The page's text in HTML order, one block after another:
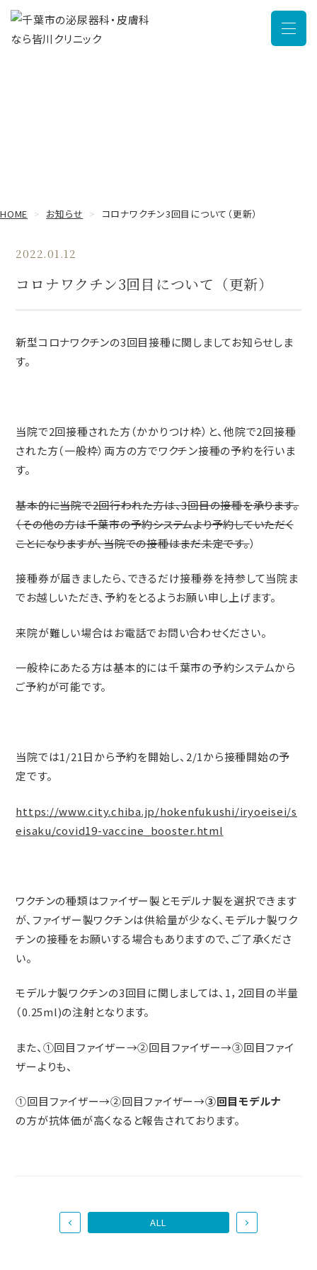
HOME お知らせ コロナワクチン3回目について（更新）
2022.01.12
コロナワクチン3回目について（更新）
新型コロナワクチンの3回目接種に関しましてお知らせしま
す。
当院で2回接種された方（かかりつけ枠）と、他院で2回接種
された方（一般枠）両方の方でワクチン接種の予約を行いま
す。
基本的に当院で2回行われた方は、3回目の接種を承ります。
（その他の方は千葉市の予約システムより予約していただく
ことになりますが、当院での接種はまだ未定です。）
接種券が届きましたら、できるだけ接種券を持参して当院ま
でお越しいただき、予約をとるようお願い申し上げます。
来院が難しい場合はお電話でお問い合わせください。
一般枠にあたる方は基本的には千葉市の予約システムから
ご予約が可能です。
当院では1/21日から予約を開始し、2/1から接種開始の予
定です。
https://www.city.chiba.jp/hokenfukushi/iryoeisei/s
eisaku/covid19-vaccine_booster.html
ワクチンの種類はファイザー製とモデルナ製を選択できます
が、ファイザー製ワクチンは供給量が少なく、モデルナ製ワク
チンの接種をお願いする場合もありますので、ご了承くださ
い。
モデルナ製ワクチンの3回目に関しましては、1，2回目の半量
（0.25ml)の注射となります。
また、①回目ファイザー→②回目ファイザー→③回目ファイ
ザーよりも、
①回目ファイザー→②回目ファイザー→③回目モデルナ
の方が抗体価が高くなると報告されております。
ALL
メニ